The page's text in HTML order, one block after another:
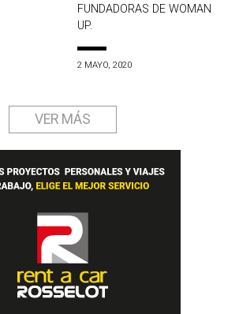
FUNDADORAS DE WOMAN
UP.
2 MAYO, 2020
VER MÁS